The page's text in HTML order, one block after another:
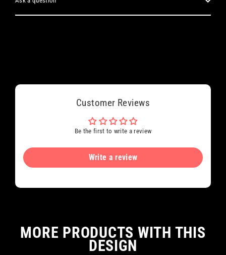
Customer Reviews
Be the first to write a review
Write a review
MORE PRODUCTS WITH THIS
DESIGN